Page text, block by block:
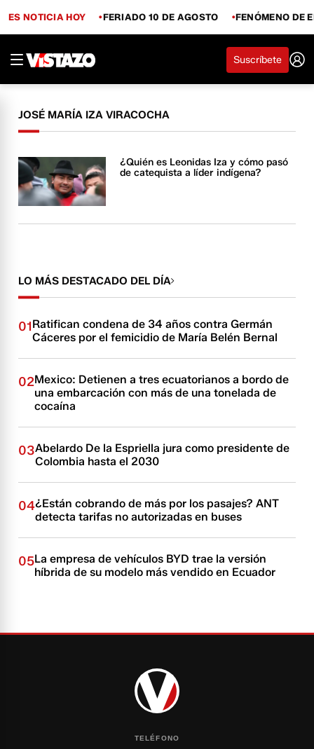
ES NOTICIA HOY FERIADO 10 DE AGOSTO FENÓMENO DE
Suscríbete
JOSÉ MARÍA IZA VIRACOCHA
¿Quién es Leonidas Iza y cómo pasó
de catequista a líder indígena?
LO MÁS DESTACADO DEL DÍA
01Ratifican condena de 34 años contra Germán
Cáceres por el femicidio de María Belén Bernal
02Mexico: Detienen a tres ecuatorianos a bordo de
una embarcación con más de una tonelada de
cocaína
03Abelardo De la Espriella jura como presidente de
Colombia hasta el 2030
04¿Están cobrando de más por los pasajes? ANT
detecta tarifas no autorizadas en buses
05La empresa de vehículos BYD trae la versión
híbrida de su modelo más vendido en Ecuador
TELÉFONO